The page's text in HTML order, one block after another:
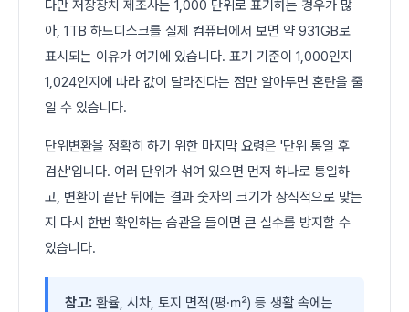
다만 저장장치 제조사는 1,000 단위로 표기하는 경우가 많
아, 1TB 하드디스크를 실제 컴퓨터에서 보면 약 931GB로
표시되는 이유가 여기에 있습니다. 표기 기준이 1,000인지
1,024인지에 따라 값이 달라진다는 점만 알아두면 혼란을 줄
일 수 있습니다.
단위변환을 정확히 하기 위한 마지막 요령은 '단위 통일 후
검산'입니다. 여러 단위가 섞여 있으면 먼저 하나로 통일하
고, 변환이 끝난 뒤에는 결과 숫자의 크기가 상식적으로 맞는
지 다시 한번 확인하는 습관을 들이면 큰 실수를 방지할 수
있습니다.
참고: 환율, 시차, 토지 면적(평·㎡) 등 생활 속에는